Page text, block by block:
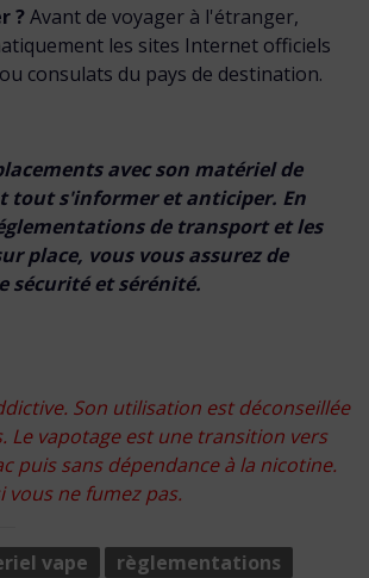
?Avant de voyager à l'étranger,
les sites Internet officiels
consulats du pays de destination.
avec son matériel de
tout s'informer et anticiper. En
de transport et les
place, vous vous assurez de
sécurité et sérénité.
Son utilisation est déconseillée
Le vapotage est une transition vers
puis sans dépendance à la nicotine.
vous ne fumez pas.
vape
règlementations